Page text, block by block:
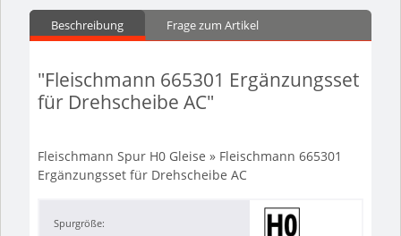
Beschreibung Frage zum Artikel
"Fleischmann 665301 Ergänzungsset
für Drehscheibe AC"
Fleischmann Spur H0 Gleise » Fleischmann 665301
Ergänzungsset für Drehscheibe AC
Spurgröße: